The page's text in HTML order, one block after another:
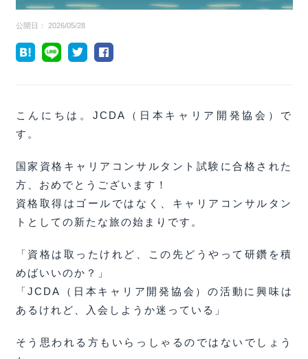
公開日： 2026/05/28
こんにちは。JCDA（日本キャリア開発協会）で
す。
国家資格キャリアコンサルタント試験に合格された
方、おめでとうございます！
資格取得はゴールではなく、キャリアコンサルタン
トとしての新たな旅の始まりです。
「資格は取ったけれど、この先どうやって研鑽を積
めばいいのか？」
「JCDA（日本キャリア開発協会）の活動に興味は
あるけれど、入会しようか迷っている」
そう思われる方もいらっしゃるのではないでしょう